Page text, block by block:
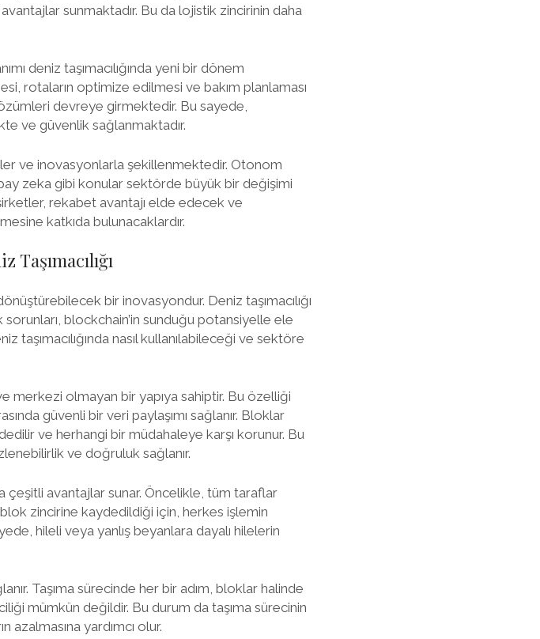
sunmaktadır. Bu da lojistik zincirinin daha
deniz taşımacılığında yeni bir dönem
rotaların optimize edilmesi ve bakım planlaması
devreye girmektedir. Bu sayede,
ve güvenlik sağlanmaktadır.
ve inovasyonlarla şekillenmektedir. Otonom
zeka gibi konular sektörde büyük bir değişimi
rekabet avantajı elde edecek ve
katkıda bulunacaklardır.
bir inovasyondur. Deniz taşımacılığı
blockchain’in sunduğu potansiyelle ele
taşımacılığında nasıl kullanılabileceği ve sektöre
merkezi olmayan bir yapıya sahiptir. Bu özelliği
güvenli bir veri paylaşımı sağlanır. Bloklar
ve herhangi bir müdahaleye karşı korunur. Bu
ve doğruluk sağlanır.
çeşitli avantajlar sunar. Öncelikle, tüm taraflar
zincirine kaydedildiği için, herkes işlemin
hileli veya yanlış beyanlara dayalı hilelerin
Taşıma sürecinde her bir adım, bloklar halinde
mümkün değildir. Bu durum da taşıma sürecinin
azalmasına yardımcı olur.